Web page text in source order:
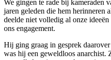
We gingen te rade bij kameraden
jaren geleden die hem herinneren
deelde niet volledig al onze
ons engagement.
Hij ging graag in gesprek
was hij een geweldloos anarchist.